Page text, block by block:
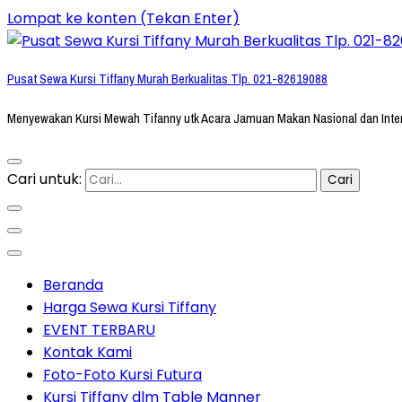
Lompat ke konten (Tekan Enter)
Pusat Sewa Kursi Tiffany Murah Berkualitas Tlp. 021-82619088
Menyewakan Kursi Mewah Tifanny utk Acara Jamuan Makan Nasional dan
Cari untuk:
Beranda
Harga Sewa Kursi Tiffany
EVENT TERBARU
Kontak Kami
Foto-Foto Kursi Futura
Kursi Tiffany dlm Table Manner